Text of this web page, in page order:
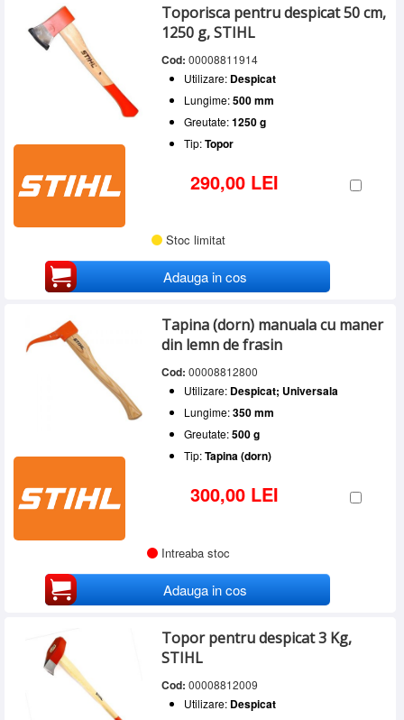
Toporisca pentru despicat 50 cm,
1250 g, STIHL
Cod: 00008811914
Utilizare: Despicat
Lungime:500 mm
Greutate:1250 g
Tip:Topor
290,00 LEI
Stoc limitat
Adauga in cos
Tapina (dorn) manuala cu maner
din lemn de frasin
Cod: 00008812800
Utilizare: Despicat; Universala
Lungime:350 mm
Greutate:500 g
Tip:Tapina (dorn)
300,00 LEI
Intreaba stoc
Adauga in cos
Topor pentru despicat 3 Kg,
STIHL
Cod: 00008812009
Utilizare: Despicat